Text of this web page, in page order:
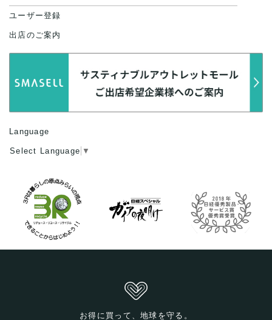
ユーザー登録
出店のご案内
Language
Select Language ▼
お得に買って、地球を守る。